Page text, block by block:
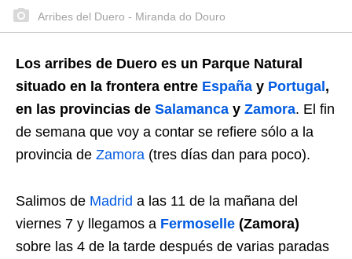
Arribes del Duero - Miranda do Douro
Los arribes de Duero es un Parque Natural
situado en la frontera entre España y Portugal ,
en las provincias de Salamanca y Zamora. El fin
de semana que voy a contar se refiere sólo a la
provincia de Zamora (tres días dan para poco).
Salimos de Madrid a las 11 de la mañana del
viernes 7 y llegamos a Fermoselle (Zamora)
sobre las 4 de la tarde después de varias paradas